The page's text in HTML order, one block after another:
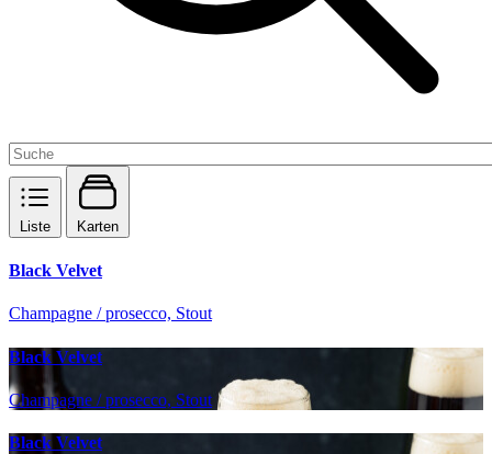
Liste Karten
Black Velvet
Champagne / prosecco, Stout
Black Velvet
Champagne / prosecco, Stout
Black Velvet